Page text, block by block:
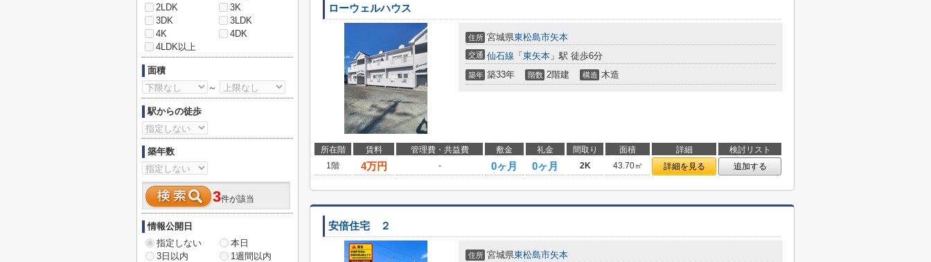
ローウェルハウス
住所 宮城県東松島市矢本
交通 仙石線 「 東矢本 」駅 徒歩6分
築年 築33年 階数 2階建 構造 木造
所在階 賃料 管理費・共益費 敷金 礼金 間取り 面積 詳細
検討リスト
1階
4万円 - 0ヶ月 0ヶ月 2K 43.70㎡ 詳細を見る 追加する
安倍住宅 ２
住所 宮城県東松島市矢本
2LDK
3K
3DK
3LDK
4K
4DK
4LDK以上
面積
～
駅からの徒歩
築年数
3件が該当
情報公開日
指定しない
本日
3日以内
1週間以内